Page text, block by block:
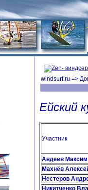
windsurf.ru =>
Ейский
Участник
Авдеев Максим
Махнёв
Нестеров
Никитченко